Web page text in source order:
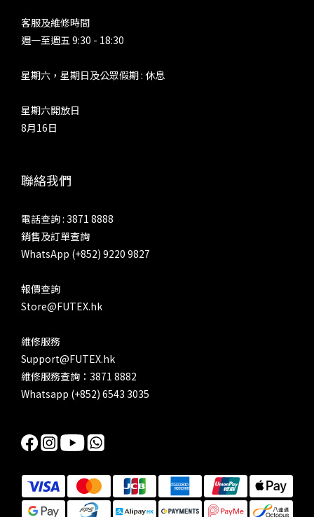
客服及維修時間
週一至週五 9:30 - 18:30
星期六，星期日及公眾假期 : 休息
星期六開放日
8月16日
聯絡我們
電話查詢 : 3871 8888
銷售及訂單查詢
WhatsApp (+852) 9220 9827
報價查詢
Store@FUTEX.hk
維修服務
Support@FUTEX.hk
維修服務查詢：3871 8882
Whatsapp (+852) 6543 3035